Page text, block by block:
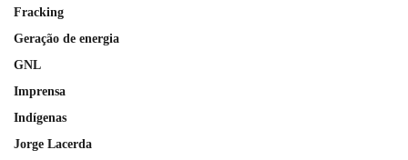
Fracking
Geração de energia
GNL
Imprensa
Indígenas
Jorge Lacerda